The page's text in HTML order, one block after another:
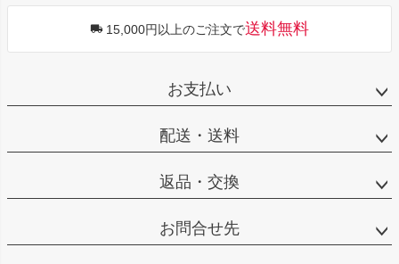
15,000円以上のご注文で送料無料
お支払い
配送・送料
返品・交換
お問合せ先